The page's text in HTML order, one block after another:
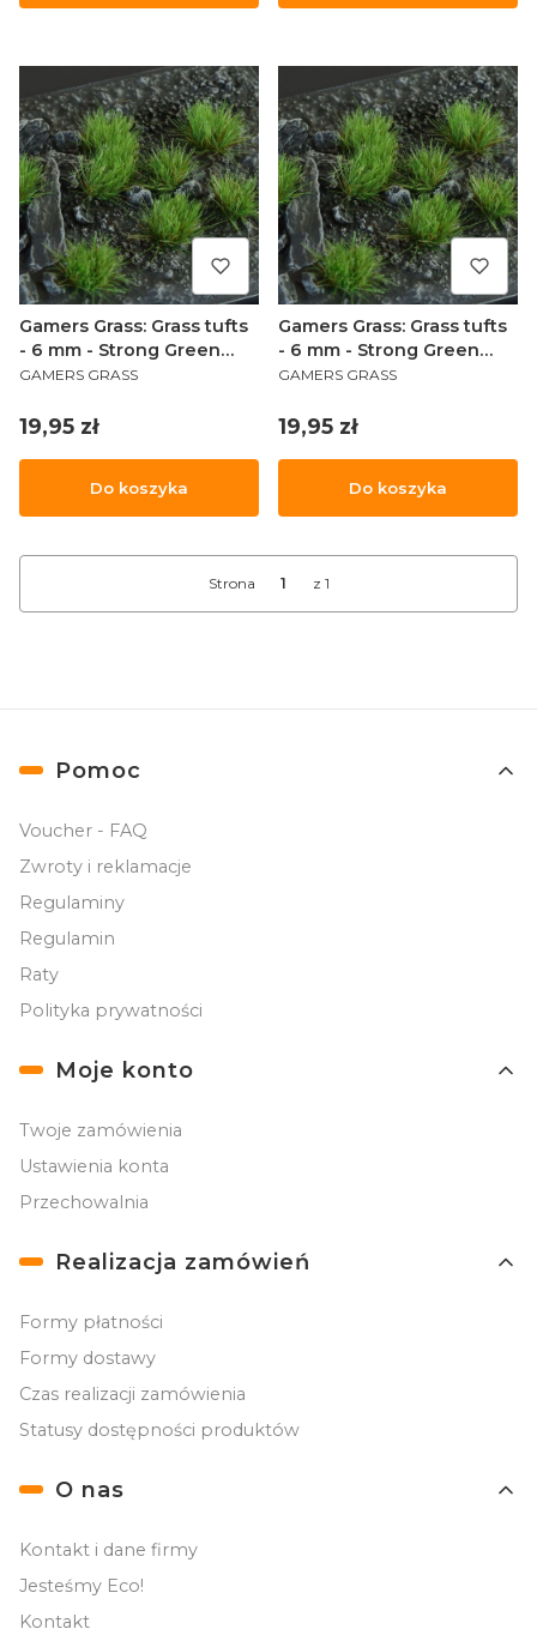
Gamers Grass: Grass tufts
- 6 mm - Strong Green
(Small)
PRODUCENT
GAMERS GRASS
Cena
19,95 zł
Do koszyka
Gamers Grass: Grass tufts
- 6 mm - Strong Green
(Wild)
PRODUCENT
GAMERS GRASS
Cena
19,95 zł
Do koszyka
Strona z 1
Linki w stopce
Pomoc
Voucher - FAQ
Zwroty i reklamacje
Regulaminy
Regulamin
Raty
Polityka prywatności
Moje konto
Twoje zamówienia
Ustawienia konta
Przechowalnia
Realizacja zamówień
Formy płatności
Formy dostawy
Czas realizacji zamówienia
Statusy dostępności produktów
O nas
Kontakt i dane firmy
Jesteśmy Eco!
Kontakt